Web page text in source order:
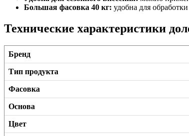
Большая фасовка 40 кг: удобна для
Технические характеристики
Бренд
Тип продукта
Фасовка
Основа
Цвет